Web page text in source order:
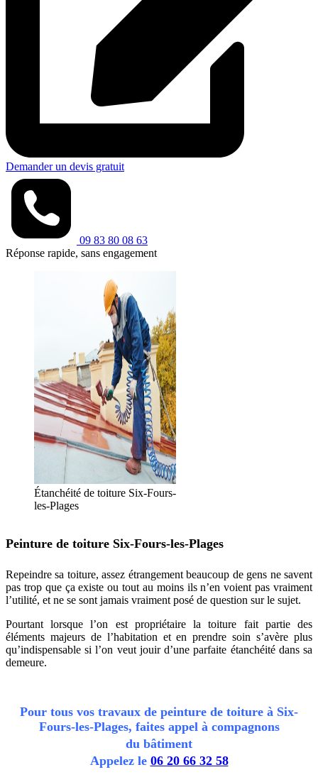
Demander un devis gratuit
09 83 80 08 63
Réponse rapide, sans engagement
Étanchéité de toiture Six-Fours-
les-Plages
Peinture de toiture Six-Fours-les-Plages
Repeindre sa toiture, assez étrangement beaucoup de gens ne savent
pas trop que ça existe ou tout au moins ils n’en voient pas vraiment
l’utilité, et ne se sont jamais vraiment posé de question sur le sujet.
Pourtant lorsque l’on est propriétaire la toiture fait partie des
éléments majeurs de l’habitation et en prendre soin s’avère plus
qu’indispensable si l’on veut jouir d’une parfaite étanchéité dans sa
demeure.
Pour tous vos travaux de peinture de toiture à Six-
Fours-les-Plages, faites appel à compagnons
du bâtiment
Appelez le 06 20 66 32 58